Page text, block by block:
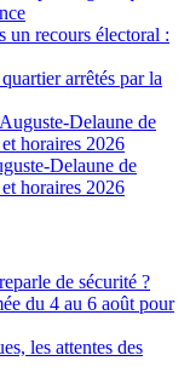
un recours électoral :
arrêtés par la
Delaune de
horaires 2026
Delaune de
horaires 2026
de sécurité ?
du 4 au 6 août pour
les attentes des